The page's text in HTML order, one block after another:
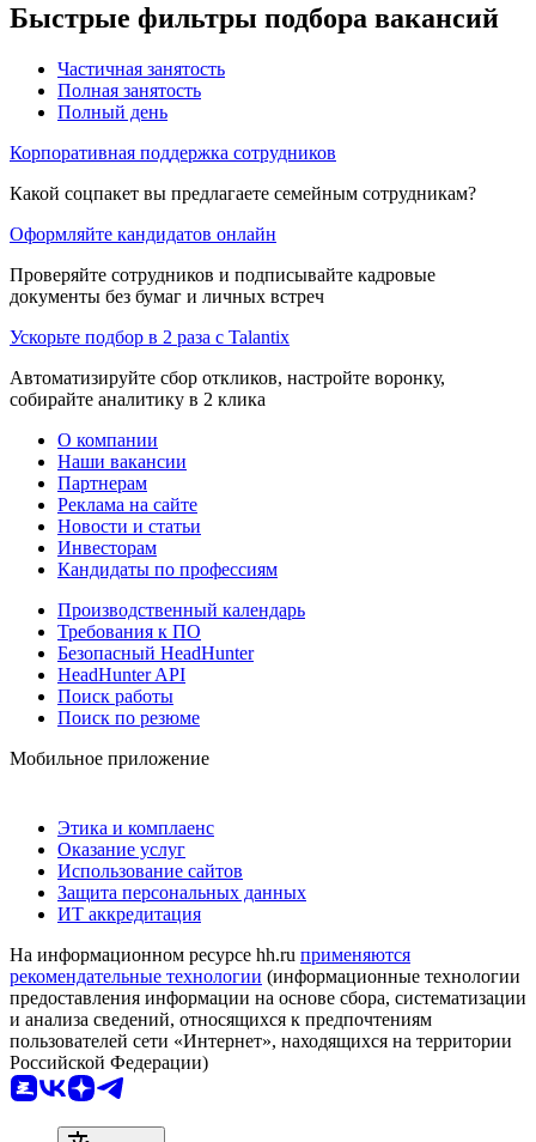
Быстрые фильтры подбора вакансий
Частичная занятость
Полная занятость
Полный день
Корпоративная поддержка сотрудников
Какой соцпакет вы предлагаете семейным сотрудникам?
Оформляйте кандидатов онлайн
Проверяйте сотрудников и подписывайте кадровые
документы без бумаг и личных встреч
Ускорьте подбор в 2 раза с Talantix
Автоматизируйте сбор откликов, настройте воронку,
собирайте аналитику в 2 клика
О компании
Наши вакансии
Партнерам
Реклама на сайте
Новости и статьи
Инвесторам
Кандидаты по профессиям
Производственный календарь
Требования к ПО
Безопасный HeadHunter
HeadHunter API
Поиск работы
Поиск по резюме
Мобильное приложение
Этика и комплаенс
Оказание услуг
Использование сайтов
Защита персональных данных
ИТ аккредитация
На информационном ресурсе hh.ru применяются
рекомендательные технологии (информационные технологии
предоставления информации на основе сбора, систематизации
и анализа сведений, относящихся к предпочтениям
пользователей сети «Интернет», находящихся на территории
Российской Федерации)